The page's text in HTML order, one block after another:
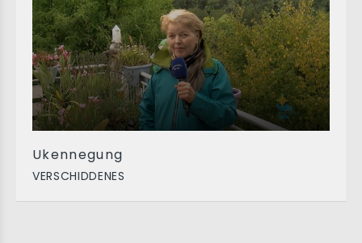
Ukennegung
VERSCHIDDENES